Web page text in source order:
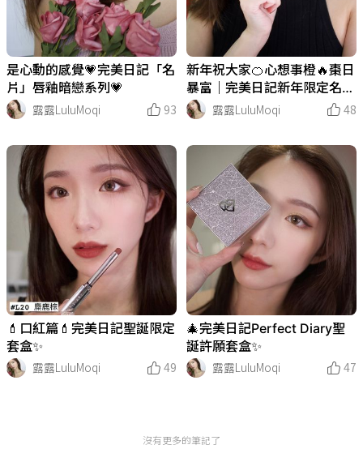
是心動的感覺💗完美日記「名
片」唇釉暗戀系列💗
露露LuluMoqi
93
新年祝大家🍊心想事橙🔥棗日
暴富｜完美日記新年限定名片
唇釉✨露露LuluMoqi 48
💄口紅篇💄完美日記聖誕限定
套盒✨
露露LuluMoqi
49
🎄完美日記Perfect Diary聖
誕許願套盒✨
露露LuluMoqi
47
沒有更多的筆記了